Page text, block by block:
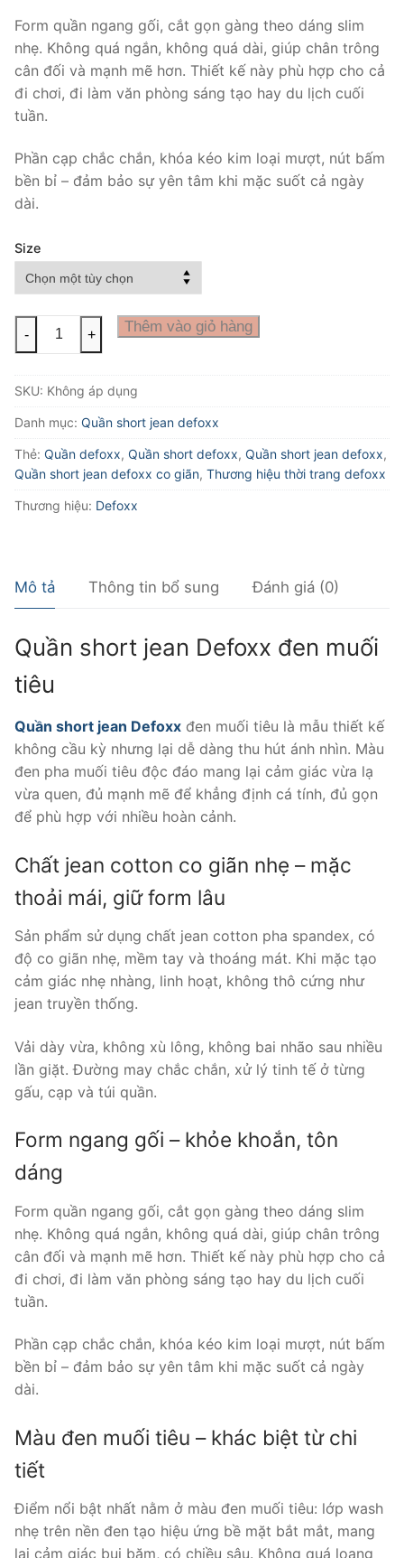
Form quần ngang gối, cắt gọn gàng theo dáng slim
nhẹ. Không quá ngắn, không quá dài, giúp chân trông
cân đối và mạnh mẽ hơn. Thiết kế này phù hợp cho cả
đi chơi, đi làm văn phòng sáng tạo hay du lịch cuối
tuần.
Phần cạp chắc chắn, khóa kéo kim loại mượt, nút bấm
bền bỉ – đảm bảo sự yên tâm khi mặc suốt cả ngày
dài.
Size
short
defoxx
đen
tiêu
số
lượng
- + Thêm vào giỏ hàng
SKU: Không áp dụng
Danh mục: Quần short jean defoxx
Thẻ: Quần defoxx, Quần short defoxx, Quần short jean defoxx,
Quần short jean defoxx co giãn, Thương hiệu thời trang defoxx
Thương hiệu: Defoxx
Mô tả Thông tin bổ sung Đánh giá (0)
Quần short jean Defoxx đen muối
tiêu
Quần short jean Defoxx đen muối tiêu là mẫu thiết kế
không cầu kỳ nhưng lại dễ dàng thu hút ánh nhìn. Màu
đen pha muối tiêu độc đáo mang lại cảm giác vừa lạ
vừa quen, đủ mạnh mẽ để khẳng định cá tính, đủ gọn
để phù hợp với nhiều hoàn cảnh.
Chất jean cotton co giãn nhẹ – mặc
thoải mái, giữ form lâu
Sản phẩm sử dụng chất jean cotton pha spandex, có
độ co giãn nhẹ, mềm tay và thoáng mát. Khi mặc tạo
cảm giác nhẹ nhàng, linh hoạt, không thô cứng như
jean truyền thống.
Vải dày vừa, không xù lông, không bai nhão sau nhiều
lần giặt. Đường may chắc chắn, xử lý tinh tế ở từng
gấu, cạp và túi quần.
Form ngang gối – khỏe khoắn, tôn
dáng
Form quần ngang gối, cắt gọn gàng theo dáng slim
nhẹ. Không quá ngắn, không quá dài, giúp chân trông
cân đối và mạnh mẽ hơn. Thiết kế này phù hợp cho cả
đi chơi, đi làm văn phòng sáng tạo hay du lịch cuối
tuần.
Phần cạp chắc chắn, khóa kéo kim loại mượt, nút bấm
bền bỉ – đảm bảo sự yên tâm khi mặc suốt cả ngày
dài.
Màu đen muối tiêu – khác biệt từ chi
tiết
Điểm nổi bật nhất nằm ở màu đen muối tiêu: lớp wash
nhẹ trên nền đen tạo hiệu ứng bề mặt bắt mắt, mang
lại cảm giác bụi bặm, có chiều sâu. Không quá loang